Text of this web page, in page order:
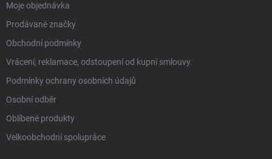
Moje objednávka
Prodávané značky
Obchodní podmínky
Vrácení, reklamace, odstoupení od kupní smlouvy.
Podmínky ochrany osobních údajů
Osobní odběr
Oblíbené produkty
Velkoobchodní spolupráce